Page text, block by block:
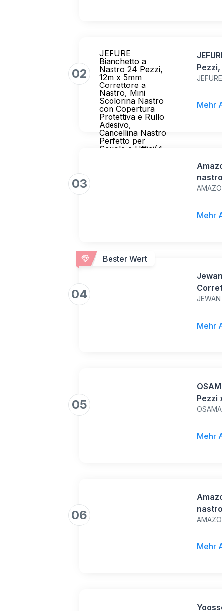
02
JEFURE
Bianchetto a
Nastro 24 Pezzi,
12m x 5mm
Correttore a
Nastro, Mini
Scolorina Nastro
con Copertura
Protettiva e Rullo
Adesivo,
Cancellina Nastro
Perfetto per
Scuole e Uffici(4
JEFURE
Mehr
03
da 10
Mehr
Bester Wert
04 JEWAN
Mehr
05 OSAMA
Pezzi
per
Mehr
06
da 10
Mehr